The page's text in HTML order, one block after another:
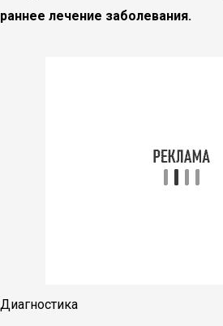
раннее лечение заболевания.
Диагностика